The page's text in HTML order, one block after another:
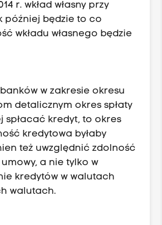
r. wkład własny przy
później będzie to co
wkładu własnego będzie
w zakresie okresu
detalicznym okres spłaty
spłacać kredyt, to okres
kredytowa byłaby
też uwzględnić zdolność
a nie tylko w
kredytów w walutach
walutach.